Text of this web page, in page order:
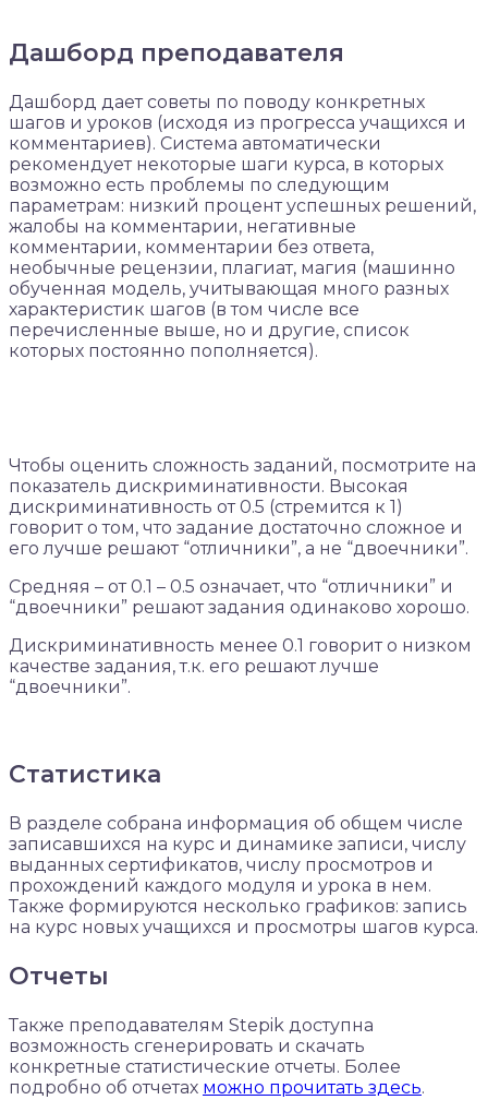
Дашборд преподавателя
Дашборд дает советы по поводу конкретных
шагов и уроков (исходя из прогресса учащихся и
комментариев). Система автоматически
рекомендует некоторые шаги курса, в которых
возможно есть проблемы по следующим
параметрам: низкий процент успешных решений,
жалобы на комментарии, негативные
комментарии, комментарии без ответа,
необычные рецензии, плагиат, магия (машинно
обученная модель, учитывающая много разных
характеристик шагов (в том числе все
перечисленные выше, но и другие, список
которых постоянно пополняется).
Чтобы оценить сложность заданий, посмотрите на
показатель дискриминативности. Высокая
дискриминативность от 0.5 (стремится к 1)
говорит о том, что задание достаточно сложное и
его лучше решают “отличники”, а не “двоечники”.
Средняя – от 0.1 – 0.5 означает, что “отличники” и
“двоечники” решают задания одинаково хорошо.
Дискриминативность менее 0.1 говорит о низком
качестве задания, т.к. его решают лучше
“двоечники”.
Статистика
В разделе собрана информация об общем числе
записавшихся на курс и динамике записи, числу
выданных сертификатов, числу просмотров и
прохождений каждого модуля и урока в нем.
Также формируются несколько графиков: запись
на курс новых учащихся и просмотры шагов курса.
Отчеты
Также преподавателям Stepik доступна
возможность сгенерировать и скачать
конкретные статистические отчеты. Более
подробно об отчетах можно прочитать здесь.